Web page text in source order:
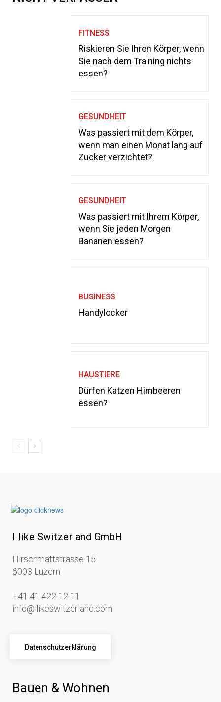
FITNESS
Riskieren Sie Ihren Körper, wenn
Sie nach dem Training nichts
essen?
GESUNDHEIT
Was passiert mit dem Körper,
wenn man einen Monat lang auf
Zucker verzichtet?
GESUNDHEIT
Was passiert mit Ihrem Körper,
wenn Sie jeden Morgen
Bananen essen?
BUSINESS
Handylocker
HAUSTIERE
Dürfen Katzen Himbeeren
essen?
I like Switzerland GmbH
Hirschmattstrasse 15
6003 Luzern
+41 41 422 12 11
info@ilikeswitzerland.com
Datenschutzerklärung
Bauen & Wohnen